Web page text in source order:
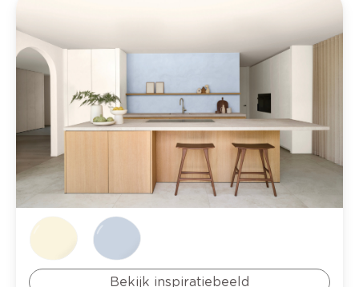
Bekijk inspiratiebeeld